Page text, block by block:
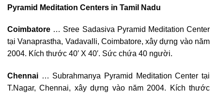
Pyramid Meditation Centers in Tamil Nadu
Coimbatore … Sree Sadasiva Pyramid Meditation Center
tại Vanaprastha, Vadavalli, Coimbatore, xây dựng vào năm
2004. Kích thước 40′ X 40′. Sức chứa 40 người.
Chennai … Subrahmanya Pyramid Meditation Center tại
T.Nagar, Chennai, xây dựng vào năm 2004. Kích thước